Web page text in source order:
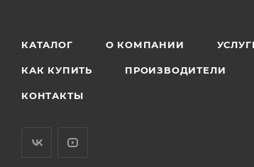
КАТАЛОГ О КОМПАНИИ
КАК КУПИТЬ ПРОИЗВОДИТЕЛИ
КОНТАКТЫ